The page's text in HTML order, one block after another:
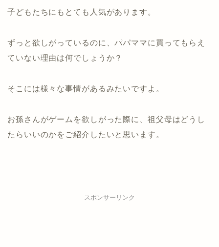
子どもたちにもとても人気があります。
ずっと欲しがっているのに、パパママに買ってもらえ
ていない理由は何でしょうか？
そこには様々な事情があるみたいですよ。
お孫さんがゲームを欲しがった際に、祖父母はどうし
たらいいのかをご紹介したいと思います。
スポンサーリンク